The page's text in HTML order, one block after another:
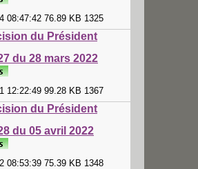
08:47:42 76.89 KB 1325
du Président
du 28 mars 2022
12:22:49 99.28 KB 1367
du Président
du 05 avril 2022
08:53:39 75.39 KB 1348